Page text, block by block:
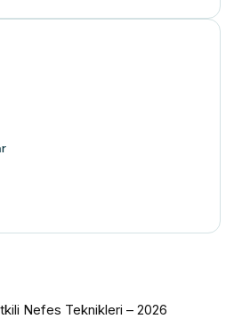
Nefes Teknikleri – 2026